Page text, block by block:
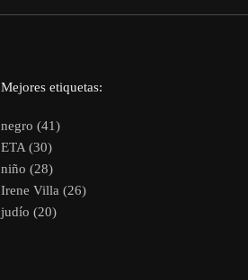
Mejores etiquetas:
negro (41)
ETA (30)
niño (28)
Irene Villa (26)
judío (20)